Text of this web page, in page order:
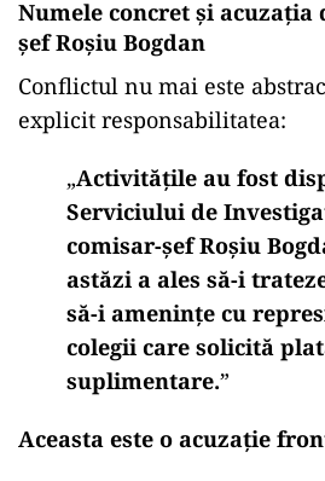
Numele concret și acuzația
șef Roșiu Bogdan
Conflictul nu mai este
explicit responsabilitatea:
„Activitățile au fost
Serviciului de
comisar-șef Roșiu
astăzi a ales să-i
să-i amenințe cu
colegii care solicită
suplimentare.”
Aceasta este o acuzație